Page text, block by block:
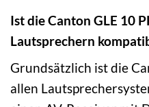
Ist die Canton GLE 10
Lautsprechern
Grundsätzlich ist die
allen